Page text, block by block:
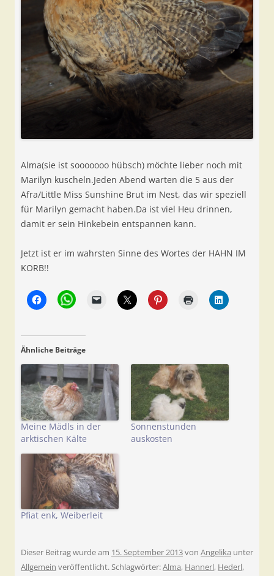
Alma(sie ist sooooooo hübsch) möchte lieber noch mit
Marilyn kuscheln.Jeden Abend warten die 5 aus der
Afra/Little Miss Sunshine Brut im Nest, das wir speziell
für Marilyn gemacht haben.Da ist viel Heu drinnen,
damit er sein Hinkebein entspannen kann.
Jetzt ist er im wahrsten Sinne des Wortes der HAHN IM
KORB!!
Ähnliche Beiträge
Meine Mädls in der
arktischen Kälte
Sonnenstunden
auskosten
Pfiat enk, Weiberleit
Dieser Beitrag wurde am 15. September 2013von Angelika unter
Allgemein veröffentlicht. Schlagwörter:Alma, Hannerl, Hederl,